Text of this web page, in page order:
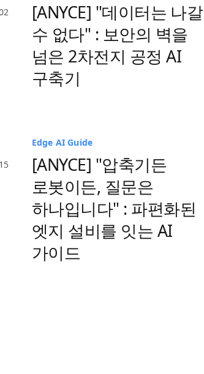
[ANYCE] "데이터는 나갈
수 없다" : 보안의 벽을
넘은 2차전지 공정 AI
구축기
운영관리
Edge AI Guide
[ANYCE] "압축기든
로봇이든, 질문은
하나입니다" : 파편화된
엣지 설비를 잇는 AI
가이드